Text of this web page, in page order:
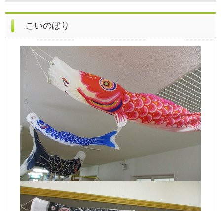
こいのぼり